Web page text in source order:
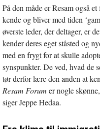
På den måde er Resam også
kende og bliver med tiden
øverste leder, der deltager, er
kender deres eget ståsted og
med en frygt for at skulle
synspunkter. De ved, hvad de
tør derfor lære den anden at
Resam Forum er nogle
siger Jeppe Hedaa.